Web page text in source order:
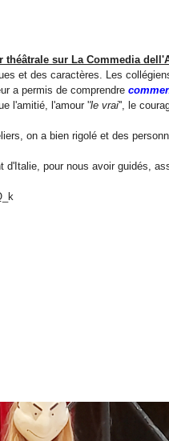
théâtrale sur La Commedia
et des caractères. Les
a permis de comprendre
l'amitié, l'amour ''le vrai'', le
on a bien rigolé et des
d'Italie, pour nous avoir guidés,